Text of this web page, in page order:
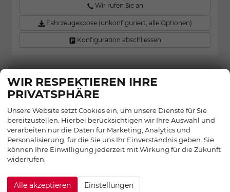
Wir rufen Sie an
Fahrzeugexpose (unkonfiguriert, alle Optionen)
Konfiguration abschliessen
SKODA KODIAQ
1.5 TSI mHEV 110 kW Selection DSG
Winter, 4 J.- Garantie
21,2%
WIR RESPEKTIEREN IHRE
PRIVATSPHÄRE
Unsere Website setzt Cookies ein, um unsere Dienste für Sie
bereitzustellen. Hierbei berücksichtigen wir Ihre Auswahl und
verarbeiten nur die Daten für Marketing, Analytics und
Personalisierung, für die Sie uns Ihr Einverständnis geben. Sie
können Ihre Einwilligung jederzeit mit Wirkung für die Zukunft
widerrufen.
Alle akzeptieren Einstellungen